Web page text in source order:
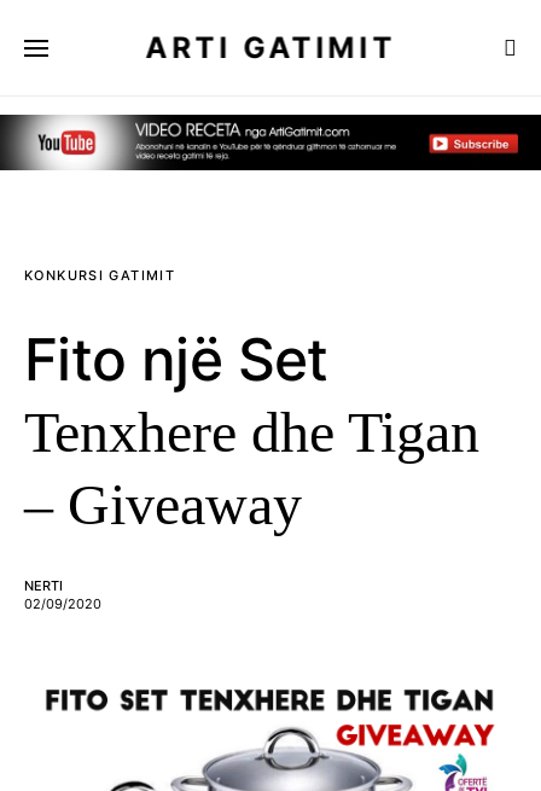
ARTI GATIMIT
KONKURSI GATIMIT
Fito një Set
Tenxhere dhe Tigan
– Giveaway
NERTI
02/09/2020